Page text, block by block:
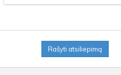
Rašyti atsiliepimą